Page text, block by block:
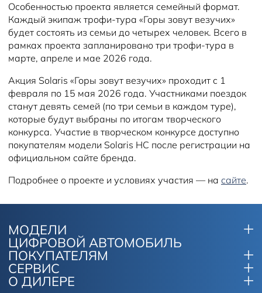
Особенностью проекта является семейный формат.
Каждый экипаж трофи-тура «Горы зовут везучих»
будет состоять из семьи до четырех человек. Всего в
рамках проекта запланировано три трофи-тура в
марте, апреле и мае 2026 года.
Акция Solaris «Горы зовут везучих» проходит с 1
февраля по 15 мая 2026 года. Участниками поездок
станут девять семей (по три семьи в каждом туре),
которые будут выбраны по итогам творческого
конкурса. Участие в творческом конкурсе доступно
покупателям модели Solaris HC после регистрации на
официальном сайте бренда.
Подробнее о проекте и условиях участия — на сайте.
МОДЕЛИ
ЦИФРОВОЙ АВТОМОБИЛЬ
ПОКУПАТЕЛЯМ
СЕРВИС
О ДИЛЕРЕ